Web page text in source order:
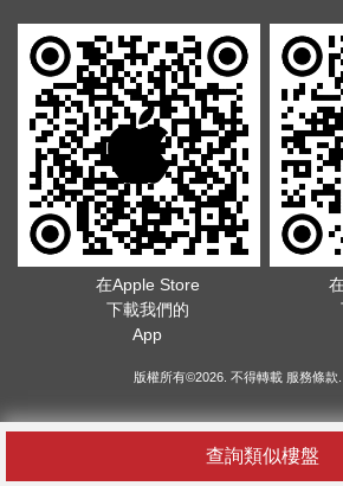
查詢類似樓盤
在Apple Store
下載我們的
App
版權所有©2026. 不得轉載 服務條款